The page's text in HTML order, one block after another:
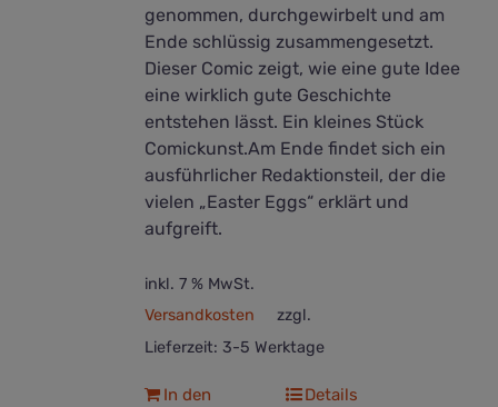
genommen, durchgewirbelt und am
Ende schlüssig zusammengesetzt.
Dieser Comic zeigt, wie eine gute Idee
eine wirklich gute Geschichte
entstehen lässt. Ein kleines Stück
Comickunst.Am Ende findet sich ein
ausführlicher Redaktionsteil, der die
vielen „Easter Eggs“ erklärt und
aufgreift.
inkl. 7 % MwSt.
zzgl.
Versandkosten
Lieferzeit: 3-5 Werktage
In den
Details